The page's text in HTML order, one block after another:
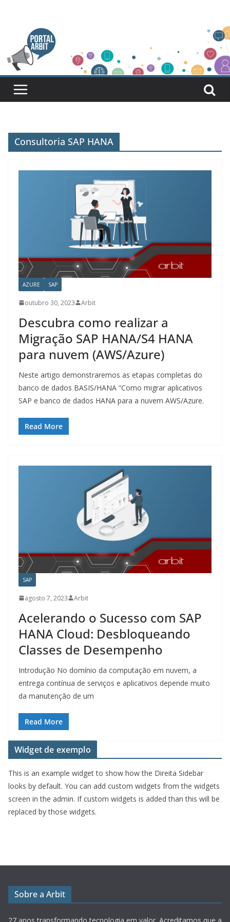
conteúdo
Consultoria SAP HANA
AZURE SAP
outubro 30, 2023 Arbit
Descubra como realizar a
Migração SAP HANA/S4 HANA
para nuvem (AWS/Azure)
Neste artigo demonstraremos as etapas completas do
banco de dados BASIS/HANA “Como migrar aplicativos
SAP e banco de dados HANA para a nuvem AWS/Azure.
Read More
SAP
agosto 7, 2023 Arbit
Acelerando o Sucesso com SAP
HANA Cloud: Desbloqueando
Classes de Desempenho
Introdução No domínio da computação em nuvem, a
entrega contínua de serviços e aplicativos depende muito
da manutenção de um
Read More
Widget de exemplo
This is an example widget to show how the Direita Sidebar
looks by default. You can add custom widgets from the widgets
screen in the admin. If custom widgets is added than this will be
replaced by those widgets.
Sobre a Arbit